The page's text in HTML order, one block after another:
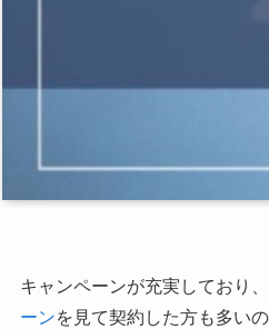
キャンペーンが充実しており
ーンを見て契約した方も多い